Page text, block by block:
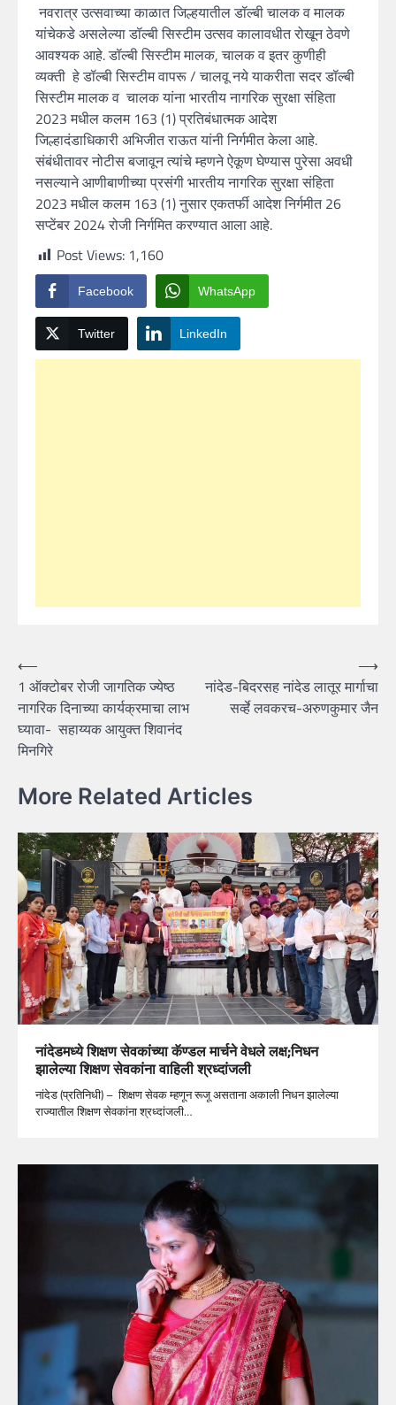
नवरात्र उत्सवाच्या काळात जिल्हयातील डॉल्बी चालक व मालक
यांचेकडे असलेल्या डॉल्बी सिस्टीम उत्सव कालावधीत रोखून ठेवणे
आवश्यक आहे. डॉल्बी सिस्टीम मालक, चालक व इतर कुणीही
व्यक्ती हे डॉल्बी सिस्टीम वापरू / चालवू नये याकरीता सदर डॉल्बी
सिस्टीम मालक व चालक यांना भारतीय नागरिक सुरक्षा संहिता
2023 मधील कलम 163 (1) प्रतिबंधात्‍मक आदेश
जिल्हादंडाधिकारी अभिजीत राऊत यांनी निर्गमीत केला आहे.
संबंधीतावर नोटीस बजावून त्‍यांचे म्‍हणने ऐकूण घेण्‍यास पुरेसा अवधी
नसल्‍याने आणीबाणीच्‍या प्रसंगी भारतीय नागरिक सुरक्षा संहिता
2023 मधील कलम 163 (1) नुसार एकतर्फी आदेश निर्गमीत 26
सप्टेंबर 2024 रोजी निर्गमित करण्‍यात आला आहे.
Post Views: 1,160
Facebook WhatsApp
Twitter LinkedIn
Post
navigation
⟵
1 ऑक्टोबर रोजी जागतिक ज्येष्ठ
नागरिक दिनाच्या कार्यक्रमाचा लाभ
घ्यावा- सहाय्यक आयुक्त शिवानंद
मिनगिरे
नांदेड-बिदरसह नांदेड लातूर मार्गाचा
सर्व्हे लवकरच-अरुणकुमार जैन
⟶
More Related Articles
नांदेडमध्ये शिक्षण सेवकांच्या कॅण्डल मार्चने वेधले लक्ष;निधन
झालेल्या शिक्षण सेवकांना वाहिली श्रध्दांजली
नांदेड (प्रतिनिधी) – शिक्षण सेवक म्हणून रूजू असताना अकाली निधन झालेल्या
राज्यातील शिक्षण सेवकांना श्रध्दांजली…